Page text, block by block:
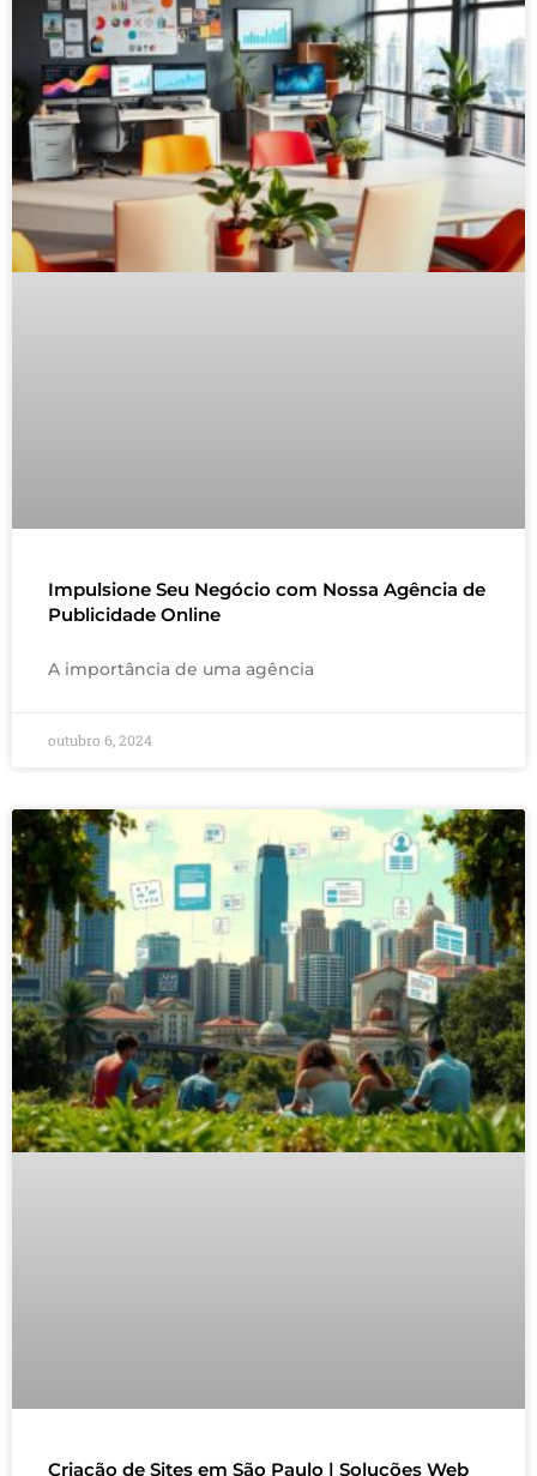
Impulsione Seu Negócio com Nossa Agência de
Publicidade Online
A importância de uma agência
outubro 6, 2024
Criação de Sites em São Paulo | Soluções Web